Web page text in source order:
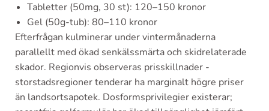
Tabletter (50mg, 30 st): 120–150 kronor
Gel (50g-tub): 80–110 kronor
Efterfrågan kulminerar under vintermånaderna
parallellt med ökad senkälssmärta och skidrelaterade
skador. Regionvis observeras prisskillnader -
storstadsregioner tenderar ha marginalt högre priser
än landsortsapotek. Dosformsprivilegier existerar;